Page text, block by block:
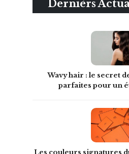
Dernièrs
Wavy hair : le secret
parfaites pour un
Les couleurs signatures